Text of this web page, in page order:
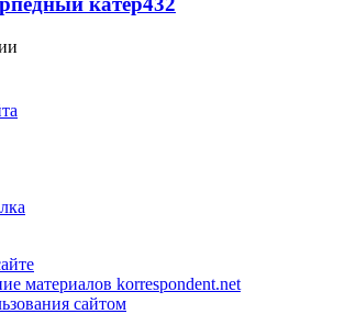
материалов korrespondent.net
сайтом